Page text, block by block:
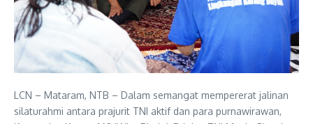
LCN – Mataram, NTB – Dalam semangat mempererat jalinan
silaturahmi antara prajurit TNI aktif dan para purnawirawan,